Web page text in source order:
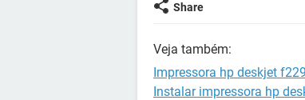
Share
Veja também:
Impressora hp deskjet
Instalar impressora hp